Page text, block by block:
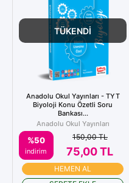
TÜKENDİ
Anadolu Okul Yayınları - TYT
Biyoloji Konu Özetli Soru
Bankası...
Anadolu Okul Yayınları
%50
indirim
150,00 TL
75,00 TL
HEMEN AL